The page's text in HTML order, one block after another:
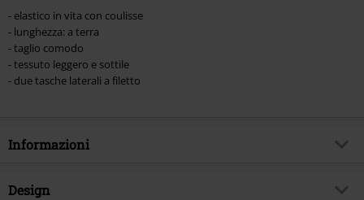
- elastico in vita con coulisse
- lunghezza: a terra
- taglio comodo
- tessuto leggero e sottile
- due tasche laterali a filetto
Informazioni
Codice articolo
Design